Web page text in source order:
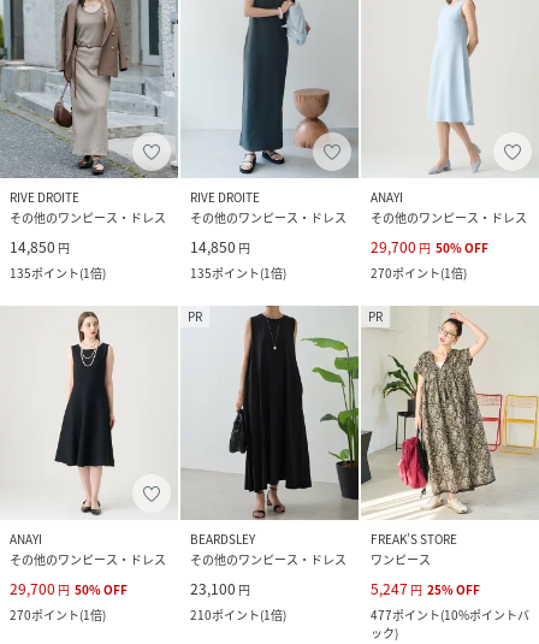
RIVE DROITE
その他のワンピース・ドレス
14,850 円
135ポイント(1倍)
RIVE DROITE
その他のワンピース・ドレス
14,850 円
135ポイント(1倍)
ANAYI
その他のワンピース・ドレス
29,700 円 50%OFF
270ポイント(1倍)
ANAYI
その他のワンピース・ドレス
29,700 円 50%OFF
270ポイント(1倍)
PR
BEARDSLEY
その他のワンピース・ドレス
23,100 円
210ポイント(1倍)
PR
FREAK’S STORE
ワンピース
5,247 円 25%OFF
477ポイント(10%ポイントバ
ック)